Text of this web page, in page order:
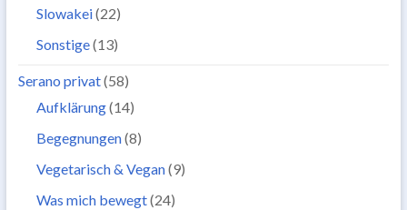
Slowakei(22)
Sonstige(13)
Serano privat(58)
Aufklärung(14)
Begegnungen(8)
Vegetarisch & Vegan(9)
Was mich bewegt(24)